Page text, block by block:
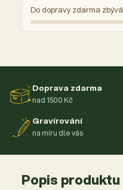
Do dopravy zdarma zbývá
Doprava zdarma
nad 1500 Kč
Gravírování
na míru dle vás
Popis produktu